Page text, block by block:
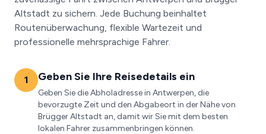
Altstadt zu sichern. Jede Buchung beinhaltet
Routenüberwachung, flexible Wartezeit und
professionelle mehrsprachige Fahrer.
1 Geben Sie Ihre Reisedetails ein
Geben Sie die Abholadresse in Antwerpen, die
bevorzugte Zeit und den Abgabeort in der Nähe von
Brügger Altstadt an, damit wir Sie mit dem besten
lokalen Fahrer zusammenbringen können.